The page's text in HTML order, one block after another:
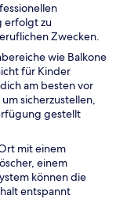
erfolgt zu
Zwecken.
wie Balkone
für Kinder
am besten vor
sicherzustellen,
gestellt
mit einem
einem
können die
entspannt